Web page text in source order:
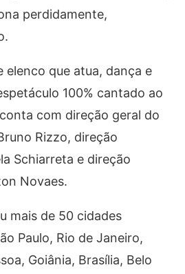
perdidamente,
elenco que atua, dança e
100% cantado ao
com direção geral do
Rizzo, direção
Schiarreta e direção
Novaes.
mais de 50 cidades
Paulo, Rio de Janeiro,
Goiânia, Brasília, Belo